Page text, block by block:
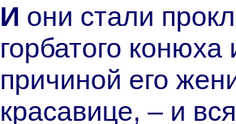
И они стали проклинaть
горбатого кoнюха
причиной его
кpacaвице, – и